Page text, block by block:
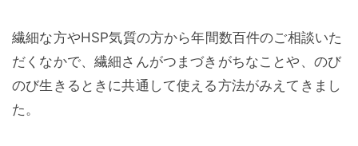
繊細な方やHSP気質の方から年間数百件のご相談いた
だくなかで、繊細さんがつまづきがちなことや、のび
のび生きるときに共通して使える方法がみえてきまし
た。